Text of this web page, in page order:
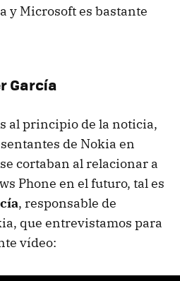
y Microsoft es bastante
García
al principio de la noticia,
de Nokia en
cortaban al relacionar a
Phone en el futuro, tal es
, responsable de
que entrevistamos para
vídeo: